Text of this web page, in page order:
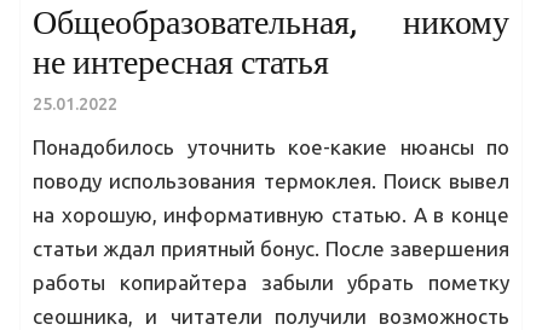
Общеобразовательная, никому
не интересная статья
25.01.2022
Понадобилось уточнить кое-какие нюансы по
поводу использования термоклея. Поиск вывел
на хорошую, информативную статью. А в конце
статьи ждал приятный бонус. После завершения
работы копирайтера забыли убрать пометку
сеошника, и читатели получили возможность